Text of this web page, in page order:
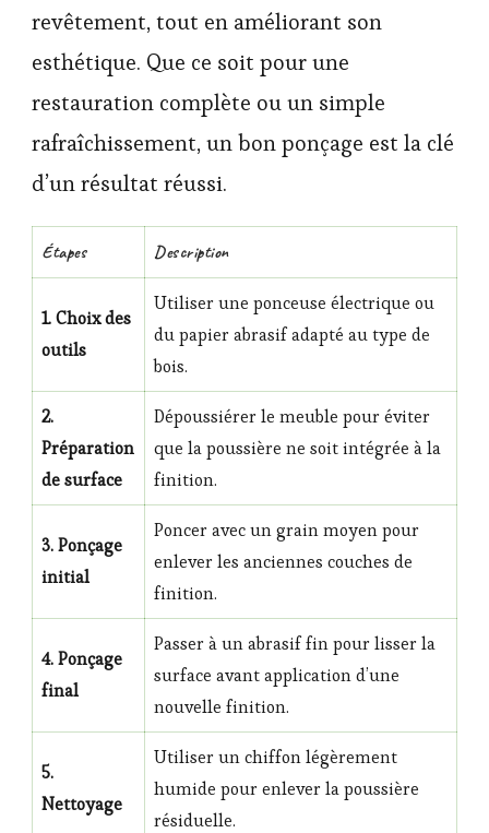
revêtement, tout en améliorant son
esthétique. Que ce soit pour une
restauration complète ou un simple
rafraîchissement, un bon ponçage est la clé
d’un résultat réussi.
Étapes Description
1. Choix des
outils
Utiliser une ponceuse électrique ou
du papier abrasif adapté au type de
bois.
2.
Préparation
de surface
Dépoussiérer le meuble pour éviter
que la poussière ne soit intégrée à la
finition.
3. Ponçage
initial
Poncer avec un grain moyen pour
enlever les anciennes couches de
finition.
4. Ponçage
final
Passer à un abrasif fin pour lisser la
surface avant application d’une
nouvelle finition.
5.
Nettoyage
Utiliser un chiffon légèrement
humide pour enlever la poussière
résiduelle.